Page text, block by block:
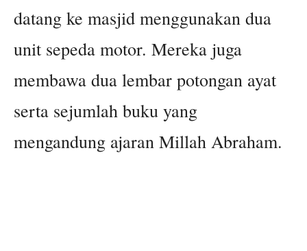
datang ke masjid menggunakan dua
unit sepeda motor. Mereka juga
membawa dua lembar potongan ayat
serta sejumlah buku yang
mengandung ajaran Millah Abraham.